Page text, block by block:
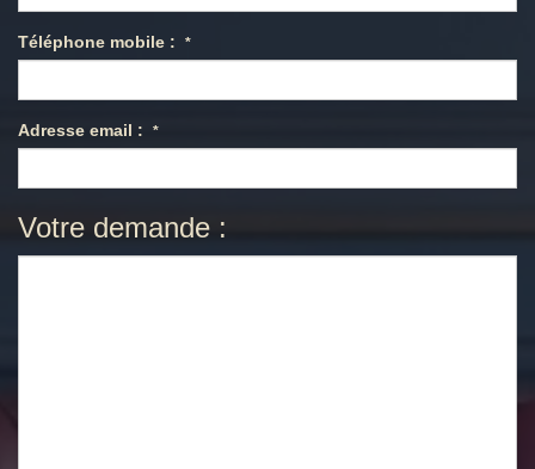
Téléphone mobile : *
Adresse email : *
Votre demande :